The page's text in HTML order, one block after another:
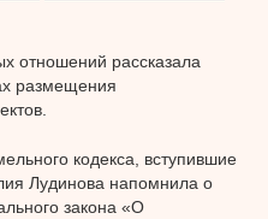
отношений рассказала
размещения
кодекса, вступившие
Лудинова напомнила о
закона «О